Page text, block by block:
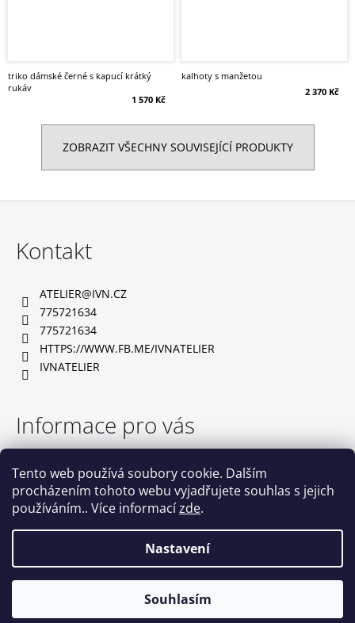
Tento web používá soubory cookie. Dalším
procházením tohoto webu vyjadřujete souhlas s jejich
používáním.. Více informacízde.
Nastavení
Souhlasím
triko dámské černé s kapucí krátký
rukáv
1 570 Kč
kalhoty s manžetou
2 370 Kč
ZOBRAZIT VŠECHNY SOUVISEJÍCÍ PRODUKTY
Kontakt
ATELIER@IVN.CZ
775721634
775721634
HTTPS://WWW.FB.ME/IVNATELIER
IVNATELIER
Informace pro vás
TABULKA VELIKOSTÍ
OBCHODNÍ PODMÍNKY
PODMÍNKY OCHRANY OSOBNÍCH ÚDAJŮ
Vytvořil Shoptet
Copyright 2026IVN atelier. Všechna práva vyhrazena.